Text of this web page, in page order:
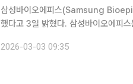
삼성바이오에피스(Samsung
했다고 3일 밝혔다. 삼성바이오에피
날(2월28일)을 기념해 비정부 및 비
2026-03-03 09:35